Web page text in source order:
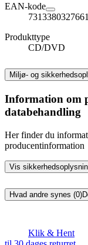
EAN-kode
7313380327661
Produkttype
CD/DVD
Miljø- og
Information om
databehandling
Her finder du
producentinformation
Vis
Hvad andre synes (0)
Klik & Hent